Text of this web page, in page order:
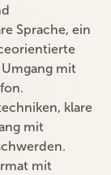
Sprache, ein
mit
klare
mit
mit